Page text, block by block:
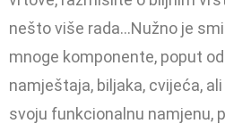
nešto više rada…Nužno je
mnoge komponente, poput
namještaja, biljaka, cvijeća,
svoju funkcionalnu namjenu,